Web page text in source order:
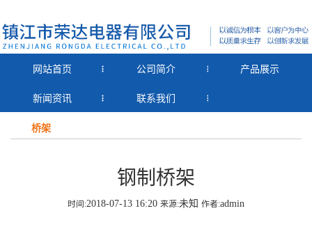
网站首页 公司简介 产品展示
新闻资讯 联系我们
桥架
钢制桥架
时间:2018-07-13 16:20 来源:未知 作者:admin